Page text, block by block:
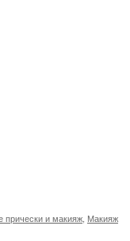
прически и макияж Макияж